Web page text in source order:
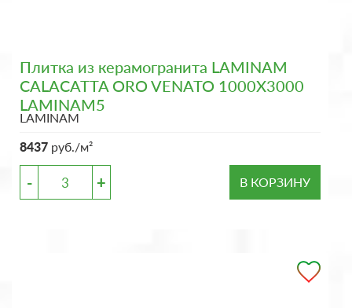
Плитка из керамогранита LAMINAM
CALACATTA ORO VENATO 1000X3000
LAMINAM5
LAMINAM
8437 руб./м²
- + В КОРЗИНУ